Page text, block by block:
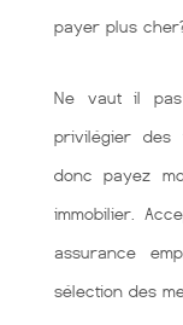
payer plus
Ne vaut il
privilégier des
donc payez
immobilier.
assurance
sélection des